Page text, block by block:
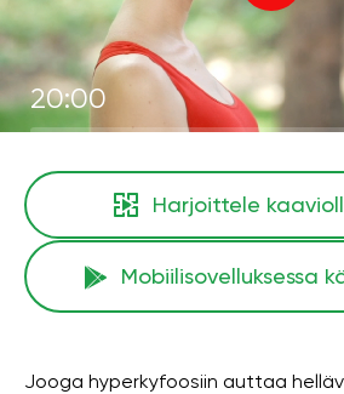
20:00
Harjoittele
Mobiilisovelluksessa
Jooga hyperkyfoosiin auttaa